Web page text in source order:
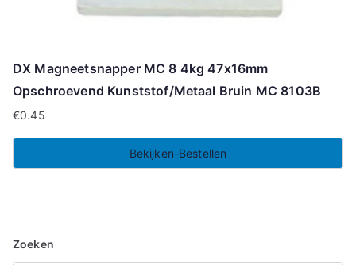
DX Magneetsnapper MC 8 4kg 47x16mm
Opschroevend Kunststof/Metaal Bruin MC 8103B
€0.45
Bekijken-Bestellen
Zoeken